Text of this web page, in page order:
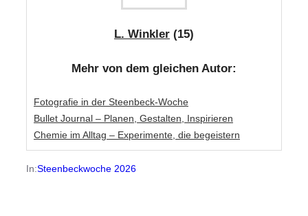
L. Winkler (15)
Mehr von dem gleichen Autor:
Fotografie in der Steenbeck-Woche
Bullet Journal – Planen, Gestalten, Inspirieren
Chemie im Alltag – Experimente, die begeistern
In:Steenbeckwoche 2026